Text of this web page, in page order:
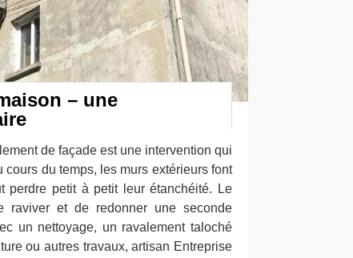
– une
de façade est une intervention qui
cours du temps, les murs extérieurs font
perdre petit à petit leur étanchéité. Le
raviver et de redonner une seconde
un nettoyage, un ravalement taloché
ou autres travaux, artisan Entreprise